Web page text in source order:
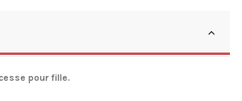
pour fille.